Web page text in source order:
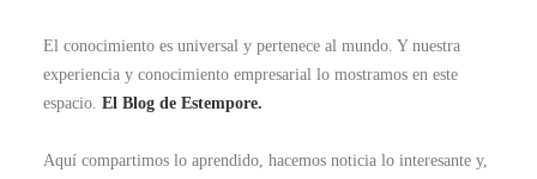
El conocimiento es universal y pertenece al mundo. Y nuestra
experiencia y conocimiento empresarial lo mostramos en este
espacio. El Blog de Estempore.
Aquí compartimos lo aprendido, hacemos noticia lo interesante y,